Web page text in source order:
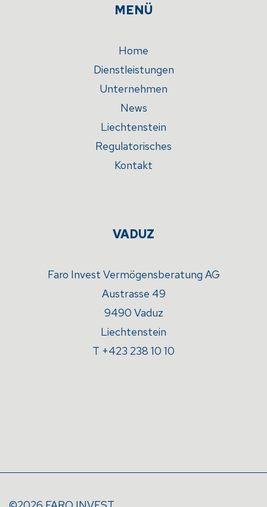
MENÜ
Home
Dienstleistungen
Unternehmen
News
Liechtenstein
Regulatorisches
Kontakt
VADUZ
Faro Invest Vermögensberatung AG
Austrasse 49
9490 Vaduz
Liechtenstein
T +423 238 10 10